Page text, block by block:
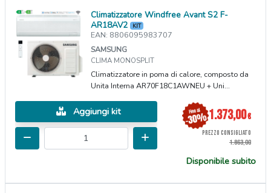
Climatizzatore Windfree Avant S2 F-
AR18AV2 KIT
EAN: 8806095983707
SAMSUNG
CLIMA MONOSPLIT
Climatizzatore in poma di calore, composto da
Unita Interna AR70F18C1AWNEU + Uni...
Aggiungi kit 1.373,00€
PREZZO CONSIGLIATO
1.863,00
Disponibile subito